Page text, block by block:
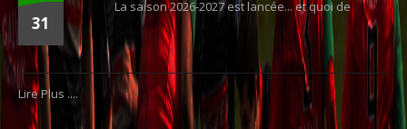
31
La saison 2026-2027 est lancée... et quoi de
Lire Plus ....